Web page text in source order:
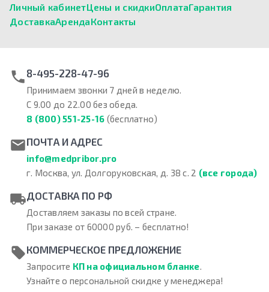
Личный кабинетЦены и скидкиОплатаГарантия
ДоставкаАрендаКонтакты
8-495-228-47-96
Принимаем звонки 7 дней в неделю.
С 9.00 до 22.00 без обеда.
8 (800) 551-25-16 (бесплатно)
ПОЧТА И АДРЕС
info@medpribor.pro
г. Москва, ул. Долгоруковская, д. 38 с. 2 (все города)
ДОСТАВКА ПО РФ
Доставляем заказы по всей стране.
При заказе от 60000 руб. – бесплатно!
КОММЕРЧЕСКОЕ ПРЕДЛОЖЕНИЕ
Запросите КП на официальном бланке.
Узнайте о персональной скидке у менеджера!